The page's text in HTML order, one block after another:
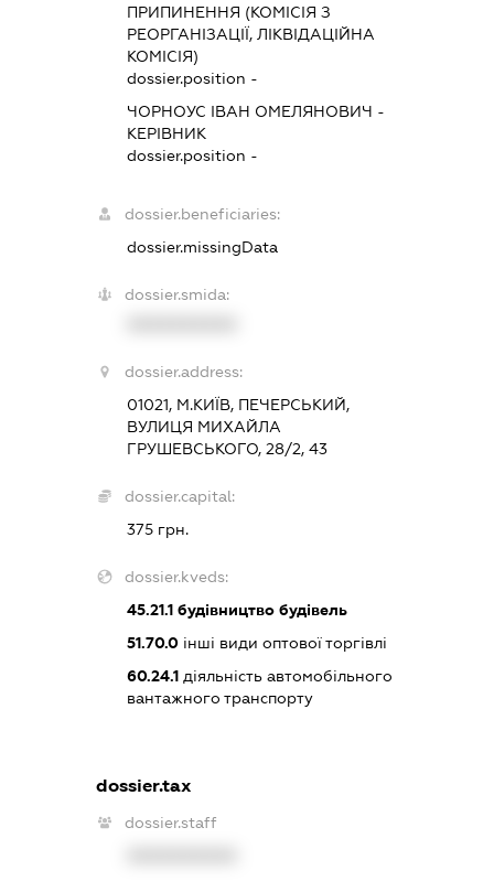
ПРИПИНЕННЯ (КОМІСІЯ З
РЕОРГАНІЗАЦІЇ, ЛІКВІДАЦІЙНА
КОМІСІЯ)
dossier.position -
ЧОРНОУС ІВАН ОМЕЛЯНОВИЧ -
КЕРІВНИК
dossier.position -
dossier.beneficiaries:
dossier.missingData
dossier.smida:
dossier.address:
01021, М.КИЇВ, ПЕЧЕРСЬКИЙ,
ВУЛИЦЯ МИХАЙЛА
ГРУШЕВСЬКОГО, 28/2, 43
dossier.capital:
375 грн.
dossier.kveds:
45.21.1 будівництво будівель
51.70.0 інші види оптової торгівлі
60.24.1 діяльність автомобільного
вантажного транспорту
dossier.tax
dossier.staff